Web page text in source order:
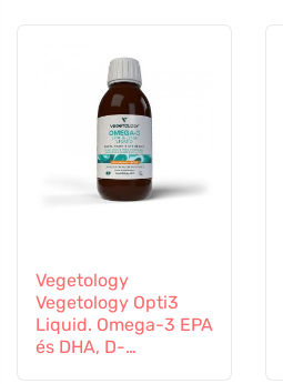
Vegetology
Vegetology Opti3
Liquid. Omega-3 EPA
és DHA, D-